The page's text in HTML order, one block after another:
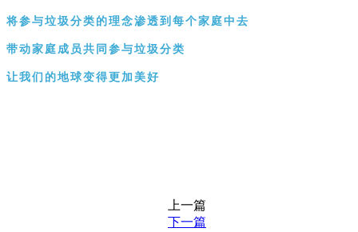
将参与垃圾分类的理念渗透到每个家庭中去
带动家庭成员共同参与垃圾分类
让我们的地球变得更加美好
上一篇
下一篇